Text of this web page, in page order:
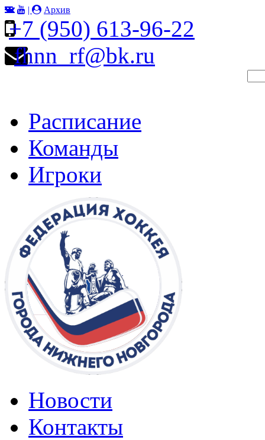
| Архив
+7 (950) 613-96-22
fhnn_rf@bk.ru
Расписание
Команды
Игроки
Новости
Контакты